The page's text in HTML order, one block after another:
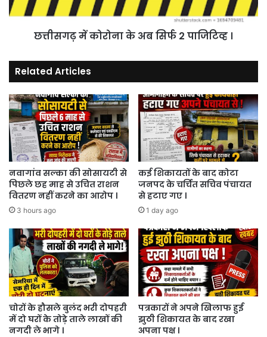
पाजिटिव्ह
छत्तीसगढ़ में कोरोना के अब सिर्फ 2 पाजिटिव्ह ।
Related Articles
नवागांव सल्का की सोसायटी से
पिछले छह माह से उचित राशन
वितरण नहीं करने का आरोप ।
3 hours ago
कई शिकायतों के बाद कोटा
जनपद के चर्चित सचिव पंचायत
से हटाए गए ।
1 day ago
चोरों के हौसले बुलंद भरी दोपहरी
में दो घरों के तोड़े ताले लाखों की
नगदी ले भागे ।
पत्रकारों ने अपने खिलाफ हुई
झुठी शिकायत के बाद रखा
अपना पक्ष ।